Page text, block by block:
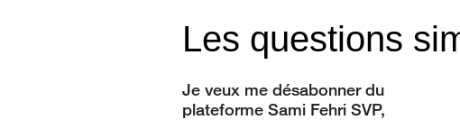
Les questions
Je veux me désabonner du
plateforme Sami Fehri SVP,